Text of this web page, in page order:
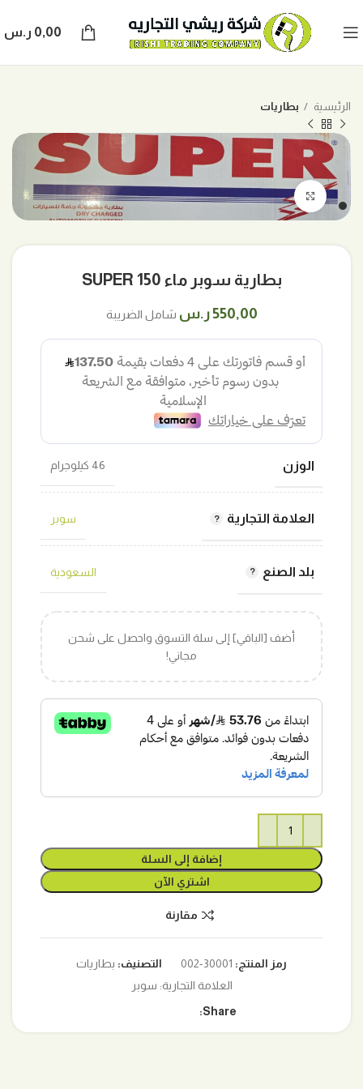
0,00 ر.س
الرئيسية بطاريات
اضغط للتكبير
بطارية سوبر ماء SUPER 150
550,00ر.س شامل الضريبة
الوزن 46 كيلوجرام
العلامة التجارية سوبر
بلد الصنع السعودية
أضف [الباقي] إلى سلة التسوق واحصل على شحن
مجاني!
إضافة إلى السلة
اشتري الآن
مقارنة
رمز المنتج: 30001-002 التصنيف: بطاريات
العلامة التجارية: سوبر
Share: